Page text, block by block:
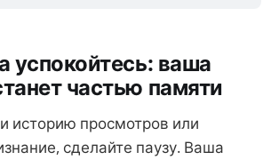
успокойтесь: ваша
частью памяти
историю просмотров или
сделайте паузу. Ваша